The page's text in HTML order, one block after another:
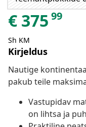
€ 375 99
Sh KM
Kirjeldus
Nautige
pakub teile
Vastupidav
on lihtsa ja